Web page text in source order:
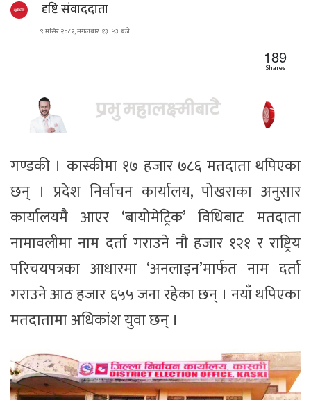
दृष्टि संवाददाता
९ मंसिर २०८२, मंगलबार १३ : ५३ बजे
189
Shares
गण्डकी । कास्कीमा १७ हजार ७८६ मतदाता थपिएका
छन् । प्रदेश निर्वाचन कार्यालय, पोखराका अनुसार
कार्यालयमै आएर ‘बायोमेट्रिक’ विधिबाट मतदाता
नामावलीमा नाम दर्ता गराउने नौ हजार १२१ र राष्ट्रिय
परिचयपत्रका आधारमा ‘अनलाइन’मार्फत नाम दर्ता
गराउने आठ हजार ६५५ जना रहेका छन् । नयाँ थपिएका
मतदातामा अधिकांश युवा छन् ।